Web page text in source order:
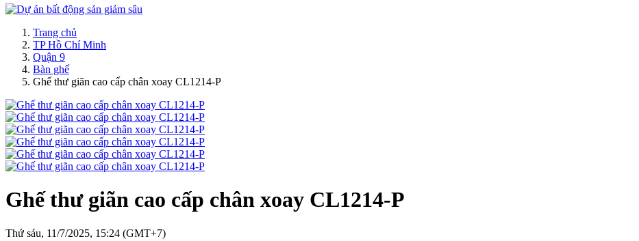
Trang chủ
TP Hồ Chí Minh
Quận 9
Bàn ghế
Ghế thư giãn cao cấp chân xoay CL1214-P
Ghế thư giãn cao cấp chân xoay CL1214-P
Thứ sáu, 11/7/2025, 15:24 (GMT+7)